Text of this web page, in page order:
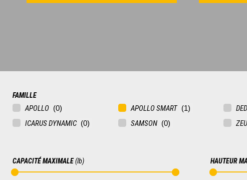
FAMILLE
APOLLO APOLLO SMART
ICARUS DYNAMIC
SAMSON
CAPACITÉ MAXIMALE(lb) HAUTEUR